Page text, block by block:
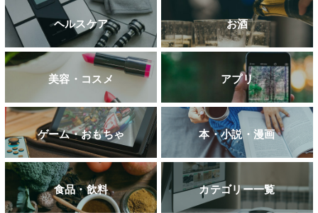
ヘルスケア お酒
美容・コスメ アプリ
ゲーム・おもちゃ 本・小説・漫画
食品・飲料 カテゴリー一覧